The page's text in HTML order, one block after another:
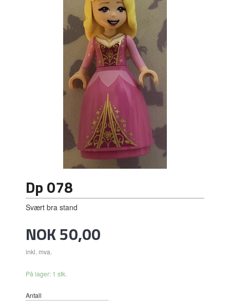
Dp 078
Svært bra stand
Pris
NOK50,00
inkl. mva.
På lager: 1 stk.
Antall